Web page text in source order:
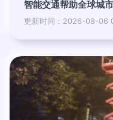
智能交通帮助全球城
更新时间：2026-08-06